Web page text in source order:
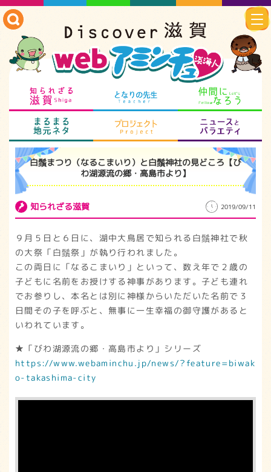
知られざる滋賀 となりの先生
まるまる地元ネタ プロジェクト
白鬚まつり（なるこまいり）と白鬚神社の見どころ【び
わ湖源流の郷・高島市より】
知られざる滋賀 2019/09/11
９月５日と６日に、湖中大鳥居で知られる白鬚神社で秋
の大祭「白鬚祭」が執り行われました。
この両日に「なるこまいり」といって、数え年で２歳の
子どもに名前をお授けする神事があります。子ども連れ
でお参りし、本名とは別に神様からいただいた名前で３
日間その子を呼ぶと、無事に一生幸福の御守護があると
いわれています。
★「びわ湖源流の郷・高島市より」シリーズ
https://www.webaminchu.jp/news/?feature=biwak
o-takashima-city